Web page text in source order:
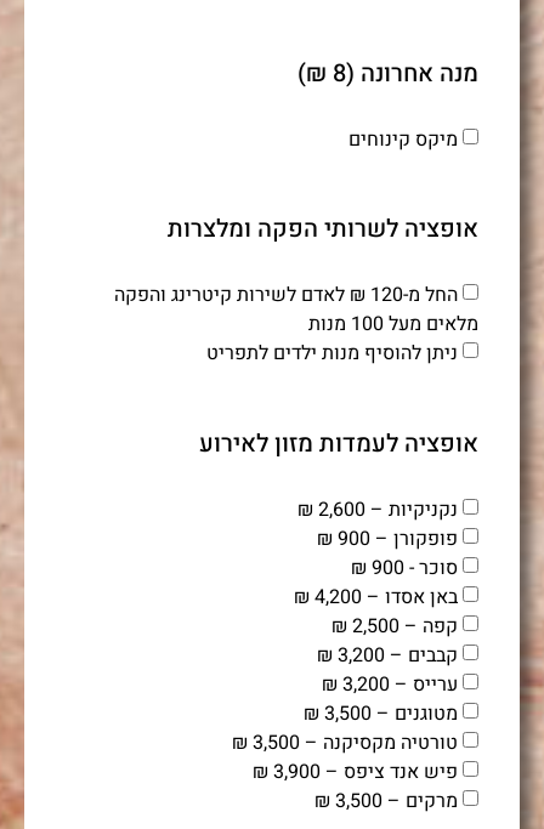
מנה אחרונה (8 ₪)
מיקס קינוחים
אופציה לשרותי הפקה ומלצרות
החל מ-120 ₪ לאדם לשירות קיטרינג והפקה
מלאים מעל 100 מנות
ניתן להוסיף מנות ילדים לתפריט
אופציה לעמדות מזון לאירוע
נקניקיות – 2,600 ₪
פופקורן – 900 ₪
סוכר - 900 ₪
באן אסדו – 4,200 ₪
קפה – 2,500 ₪
קבבים – 3,200 ₪
ערייס – 3,200 ₪
מטוגנים – 3,500 ₪
טורטיה מקסיקנה – 3,500 ₪
פיש אנד ציפס – 3,900 ₪
מרקים – 3,500 ₪